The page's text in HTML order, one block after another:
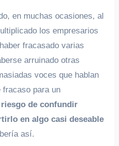
en muchas ocasiones, al
los empresarios
fracasado varias
arruinado otras
voces que hablan
fracaso para un
riesgo de confundir
en algo casi deseable
así.